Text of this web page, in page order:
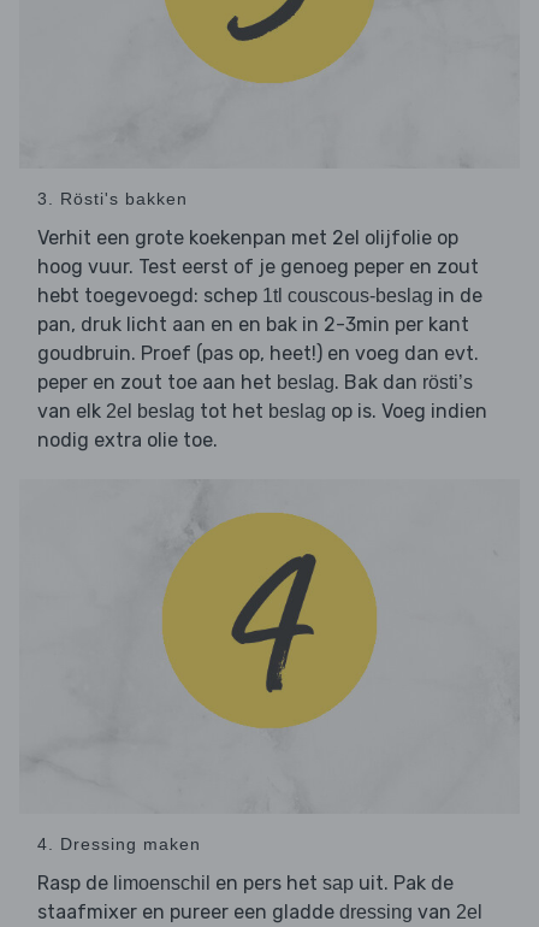
3. Rösti's bakken
Verhit een grote koekenpan met 2el olijfolie op
hoog vuur. Test eerst of je genoeg peper en zout
hebt toegevoegd: schep 1tl couscous-beslag in de
pan, druk licht aan en en bak in 2-3min per kant
goudbruin. Proef (pas op, heet!) en voeg dan evt.
peper en zout toe aan het beslag. Bak dan rösti’s
van elk 2el beslag tot het beslag op is. Voeg indien
nodig extra olie toe.
4. Dressing maken
Rasp de limoenschil en pers het sap uit. Pak de
staafmixer en pureer een gladde dressing van 2el